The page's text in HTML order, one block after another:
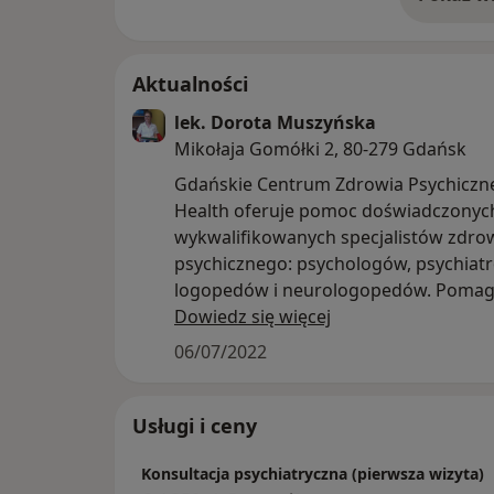
o
Aktualności
lek. Dorota Muszyńska
Mikołaja Gomółki 2, 80-279 Gdańsk
Gdańskie Centrum Zdrowia
Health oferuje pomoc
wykwalifikowanych specjalistów
psychicznego: psychologów,
logopedów i neurologopedów.
dzieciom, młodzieży i osobom
Dowiedz się więcej
06/07/2022
Usługi i ceny
Konsultacja psychiatryczna (pierwsza wizyta)